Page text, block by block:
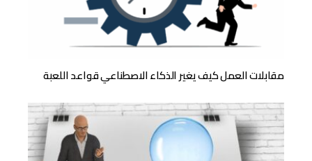
مقابلات العمل كيف يغير الذكاء الاصطناعي قواعد اللعبة